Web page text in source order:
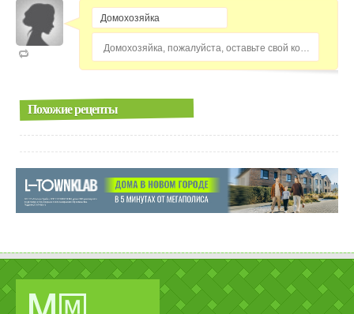
Домохозяйка, пожалуйста, оставьте свой комментарий...
Похожие рецепты